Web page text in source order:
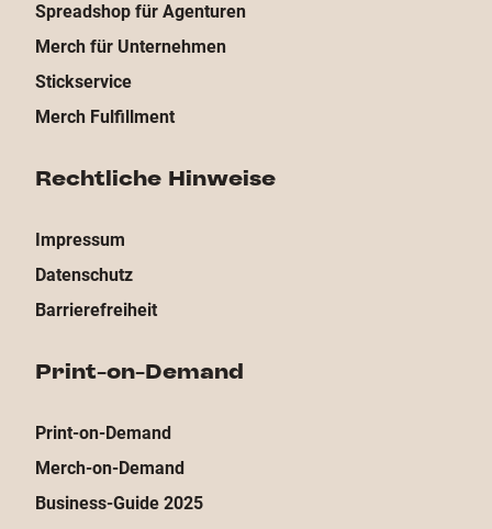
Spreadshop für Agenturen
Merch für Unternehmen
Stickservice
Merch Fulfillment
Rechtliche Hinweise
Impressum
Datenschutz
Barrierefreiheit
Print-on-Demand
Print-on-Demand
Merch-on-Demand
Business-Guide 2025